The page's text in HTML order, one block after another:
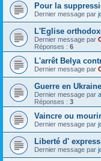
Pour la
Dernier message par
L'Eglise
Dernier message par
Réponses : 6
L'arrêt Belya
Dernier message par
Guerre en
Dernier message par
Réponses : 3
Vaincre ou mourir
Dernier message par
Liberté d'
Dernier message par